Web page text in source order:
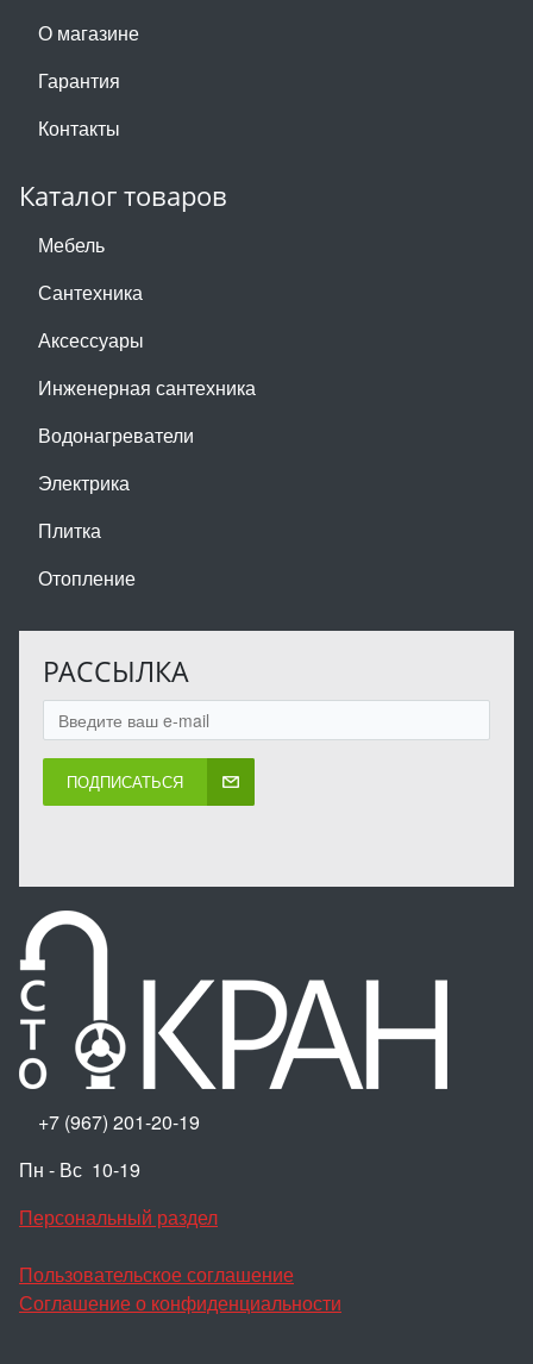
О магазине
Гарантия
Контакты
Каталог товаров
Мебель
Сантехника
Аксессуары
Инженерная сантехника
Водонагреватели
Электрика
Плитка
Отопление
РАССЫЛКА
ПОДПИСАТЬСЯ
+7 (967) 201-20-19
Пн - Вс 10-19
Персональный раздел
Пользовательское соглашение
Соглашение о конфиденциальности